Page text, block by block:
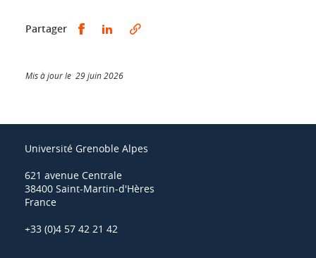
Partager Partager sur Facebook
Partager sur LinkedIn
Mis à jour le 29 juin 2026
Université Grenoble Alpes
621 avenue Centrale
38400 Saint-Martin-d'Hères
France
+33 (0)4 57 42 21 42